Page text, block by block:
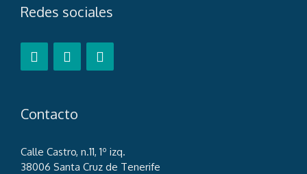
Redes sociales
Contacto
Calle Castro, n.11, 1º izq.
38006 Santa Cruz de Tenerife